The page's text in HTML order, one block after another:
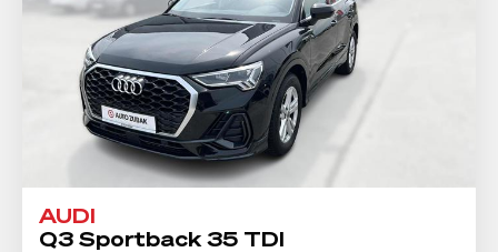
AUDI
Q3 Sportback 35 TDI